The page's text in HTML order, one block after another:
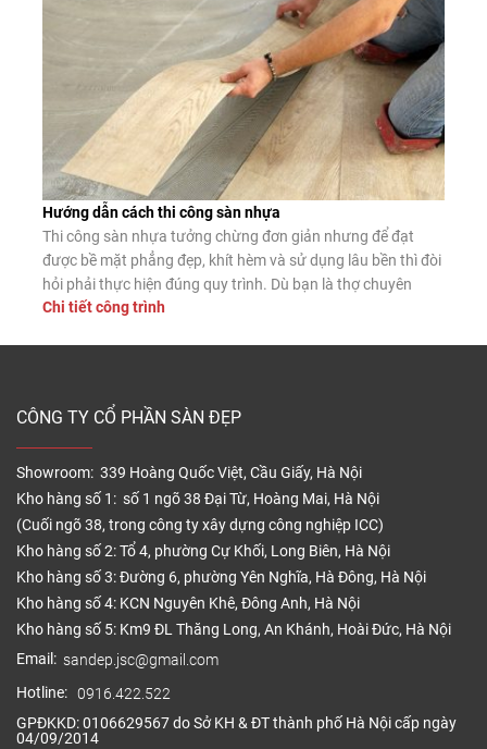
Hướng dẫn cách thi công sàn nhựa
Thi công sàn nhựa tưởng chừng đơn giản nhưng để đạt
được bề mặt phẳng đẹp, khít hèm và sử dụng lâu bền thì đòi
hỏi phải thực hiện đúng quy trình. Dù bạn là thợ chuyên
nghiệp hay tự lát tại nhà, nắm vững các bước lắp đặt chuẩn
Chi tiết công trình
CÔNG TY CỔ PHẦN SÀN ĐẸP
Showroom: 339 Hoàng Quốc Việt, Cầu Giấy, Hà Nội
Kho hàng số 1: số 1 ngõ 38 Đại Từ, Hoàng Mai, Hà Nội
(Cuối ngõ 38, trong công ty xây dựng công nghiệp ICC)
Kho hàng số 2: Tổ 4, phường Cự Khối, Long Biên, Hà Nội
Kho hàng số 3: Đường 6, phường Yên Nghĩa, Hà Đông, Hà Nội
Kho hàng số 4: KCN Nguyên Khê, Đông Anh, Hà Nội
Kho hàng số 5: Km9 ĐL Thăng Long, An Khánh, Hoài Đức, Hà Nội
Email: sandep.jsc@gmail.com
Hotline: 0916.422.522
GPĐKKD: 0106629567 do Sở KH & ĐT thành phố Hà Nội cấp ngày
04/09/2014